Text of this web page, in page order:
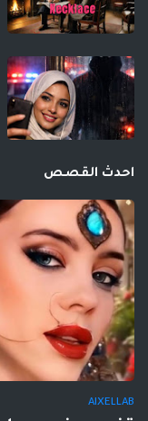
احدث القصص
AIXELLAB